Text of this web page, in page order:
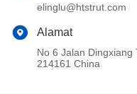
elinglu@htstrut.com
Alamat
No 6 Jalan Dingxiang
214161 China